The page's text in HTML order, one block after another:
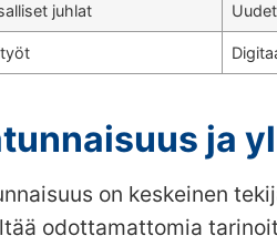
juhlat
ja
on keskeinen
odottamattomia